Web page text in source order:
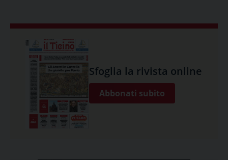
Sfoglia la rivista online
Abbonati subito